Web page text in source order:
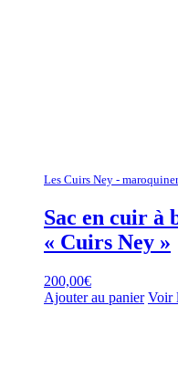
Les Cuirs Ney -
Sac en cuir à
« Cuirs Ney »
200,00€
Ajouter au panier Voir